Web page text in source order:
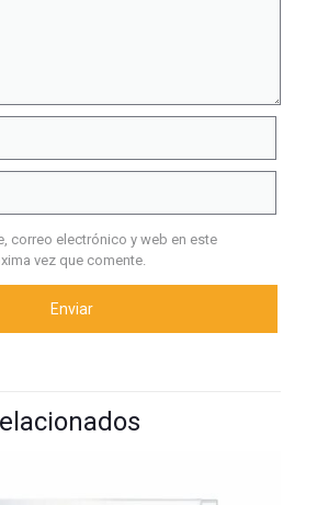
correo electrónico y web en este
vez que comente.